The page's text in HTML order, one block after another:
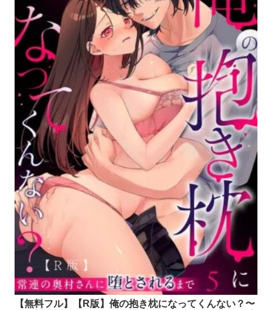
【無料フル】【R版】俺の抱き枕になってくんない？〜